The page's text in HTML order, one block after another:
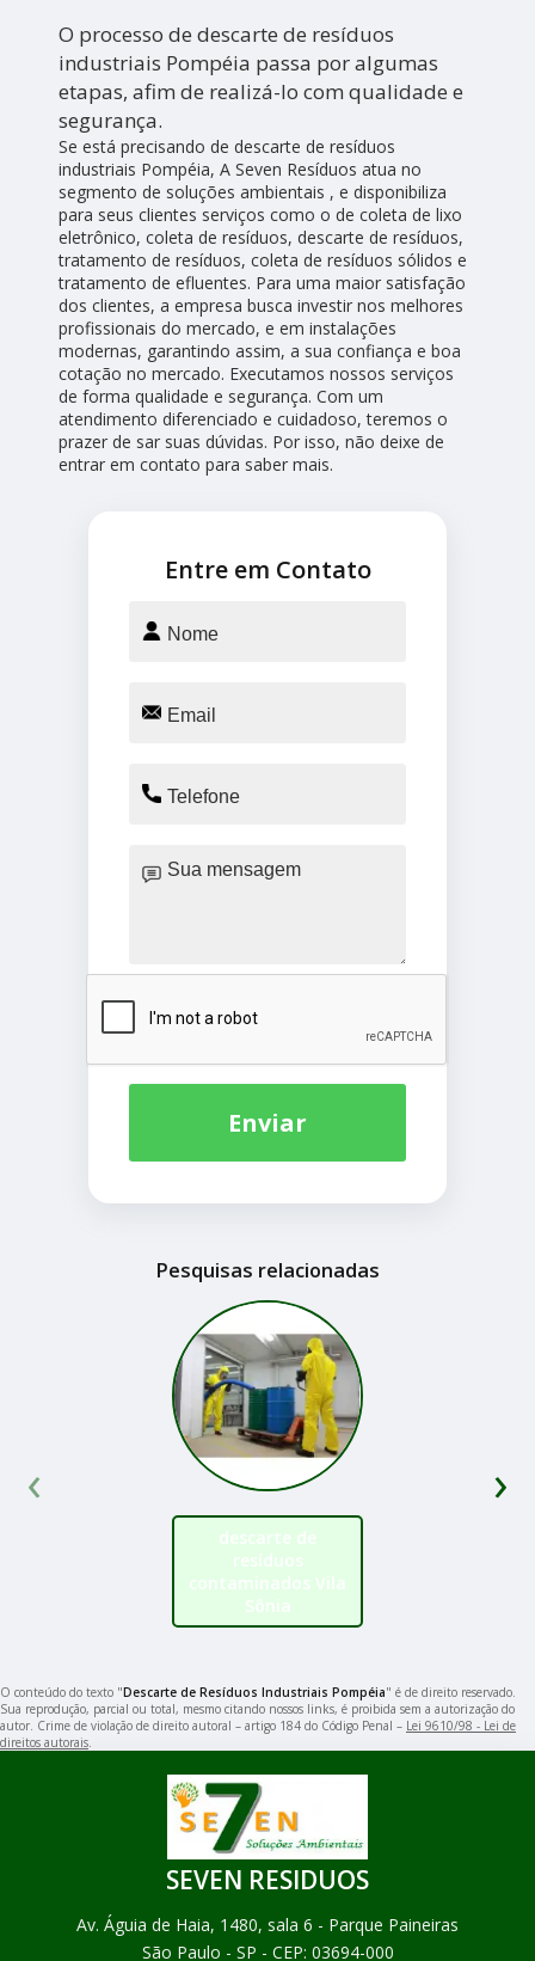
O processo de descarte de resíduos
industriais Pompéia passa por algumas
etapas, afim de realizá-lo com qualidade e
segurança.
Se está precisando de descarte de resíduos
industriais Pompéia, A Seven Resíduos atua no
segmento de soluções ambientais , e disponibiliza
para seus clientes serviços como o de coleta de lixo
eletrônico, coleta de resíduos, descarte de resíduos,
tratamento de resíduos, coleta de resíduos sólidos e
tratamento de efluentes. Para uma maior satisfação
dos clientes, a empresa busca investir nos melhores
profissionais do mercado, e em instalações
modernas, garantindo assim, a sua confiança e boa
cotação no mercado. Executamos nossos serviços
de forma qualidade e segurança. Com um
atendimento diferenciado e cuidadoso, teremos o
prazer de sar suas dúvidas. Por isso, não deixe de
entrar em contato para saber mais.
Entre em Contato
Enviar
Pesquisas relacionadas
descarte de
resíduos
contaminados Vila
Sônia
‹ ›
O conteúdo do texto "Descarte de Resíduos Industriais Pompéia" é de direito reservado.
Sua reprodução, parcial ou total, mesmo citando nossos links, é proibida sem a autorização do
autor. Crime de violação de direito autoral – artigo 184 do Código Penal – Lei 9610/98 - Lei de
direitos autorais
SEVEN RESIDUOS
Av. Águia de Haia, 1480, sala 6 - Parque Paineiras
São Paulo - SP - CEP: 03694-000